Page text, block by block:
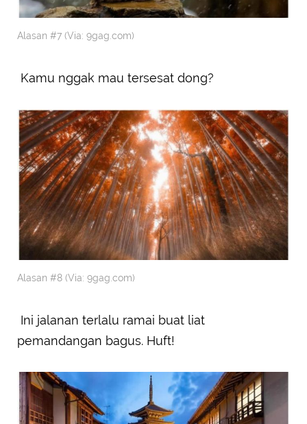
Alasan #7 (Via: 9gag.com)
Kamu nggak mau tersesat dong?
Alasan #8 (Via: 9gag.com)
Ini jalanan terlalu ramai buat liat
pemandangan bagus. Huft!